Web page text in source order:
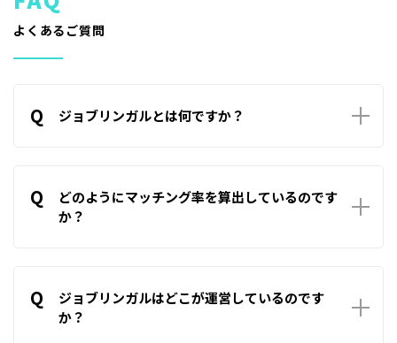
よくあるご質問
Q ジョブリンガルとは何ですか？
の希望条件を基にマッチング率を算出することでご自身に合
った相手を見つけることをサポートします。
Q
どのようにマッチング率を算出しているのです
か？
を変えたりすることはありません。
Q
ジョブリンガルはどこが運営しているのです
か？